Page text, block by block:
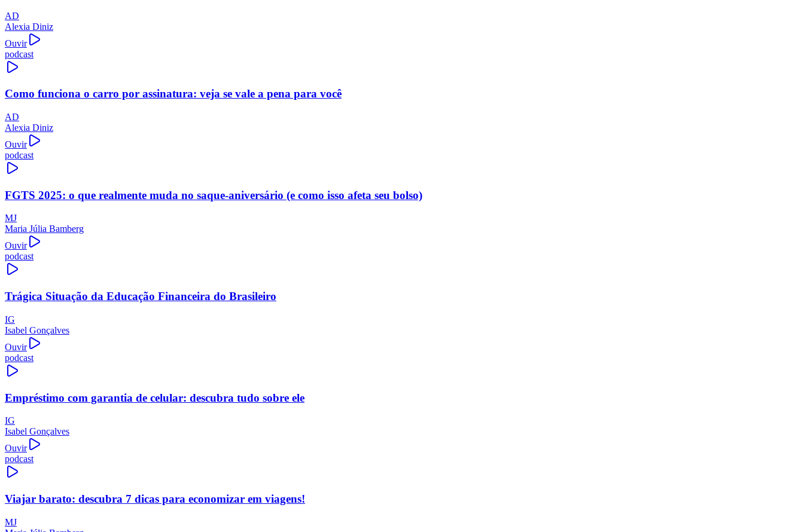
AD
Alexia Diniz
Ouvir
podcast
Como funciona o carro por assinatura: veja se vale a pena para você
AD
Alexia Diniz
Ouvir
podcast
FGTS 2025: o que realmente muda no saque-aniversário (e como isso afeta seu bolso)
MJ
Maria Júlia Bamberg
Ouvir
podcast
Trágica Situação da Educação Financeira do Brasileiro
IG
Isabel Gonçalves
Ouvir
podcast
Empréstimo com garantia de celular: descubra tudo sobre ele
IG
Isabel Gonçalves
Ouvir
podcast
Viajar barato: descubra 7 dicas para economizar em viagens!
MJ